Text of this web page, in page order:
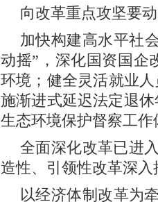
向改革重点攻坚要
加快构建高水平社
动摇”，深化国资国企
环境；健全灵活就业
施渐进式延迟法定退
生态环境保护督察工
全面深化改革已进
造性、引领性改革深
以经济体制改革为